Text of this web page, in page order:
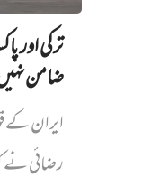
ترکی اور
ضامن
ایران کے
رضائی نے